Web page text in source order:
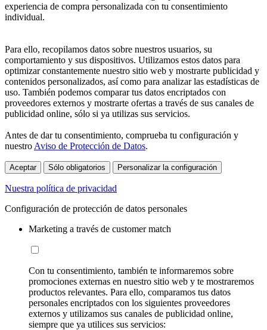
experiencia de compra personalizada con tu consentimiento
individual.
Para ello, recopilamos datos sobre nuestros usuarios, su
comportamiento y sus dispositivos. Utilizamos estos datos para
optimizar constantemente nuestro sitio web y mostrarte publicidad y
contenidos personalizados, así como para analizar las estadísticas de
uso. También podemos comparar tus datos encriptados con
proveedores externos y mostrarte ofertas a través de sus canales de
publicidad online, sólo si ya utilizas sus servicios.
Antes de dar tu consentimiento, comprueba tu configuración y
nuestro Aviso de Protección de Datos.
Aceptar Sólo obligatorios Personalizar la configuración
Nuestra política de privacidad
Configuración de protección de datos personales
Marketing a través de customer match
Con tu consentimiento, también te informaremos sobre
promociones externas en nuestro sitio web y te mostraremos
productos relevantes. Para ello, comparamos tus datos
personales encriptados con los siguientes proveedores
externos y utilizamos sus canales de publicidad online,
siempre que ya utilices sus servicios: